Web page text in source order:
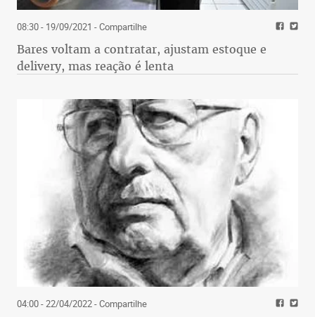
08:30 - 19/09/2021 - Compartilhe
Bares voltam a contratar, ajustam estoque e
delivery, mas reação é lenta
04:00 - 22/04/2022- Compartilhe